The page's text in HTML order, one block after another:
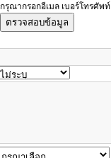
กรุณากรอกอีเมล เบอร์โทรศัพ
ตรวจสอบข้อมูล